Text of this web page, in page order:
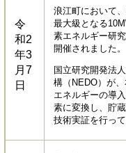
令
和2
年3
月7
日
浪江町において
最大級となる
素エネルギー研
開催されました。
国立研究開発法
構（NEDO）が
エネルギーの導
素に変換し、貯
技術実証を行って